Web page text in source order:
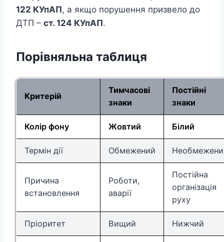
122 КУпАП, а якщо порушення призвело до
ДТП – ст. 124 КУпАП.
Порівняльна таблиця
Критерій
Тимчасові
знаки
Постійні
знаки
Колір фону Жовтий Білий
Термін дії Обмежений
Причина
встановлення
Роботи,
аварії
Постійна
організація
руху
Пріоритет Вищий Нижчий